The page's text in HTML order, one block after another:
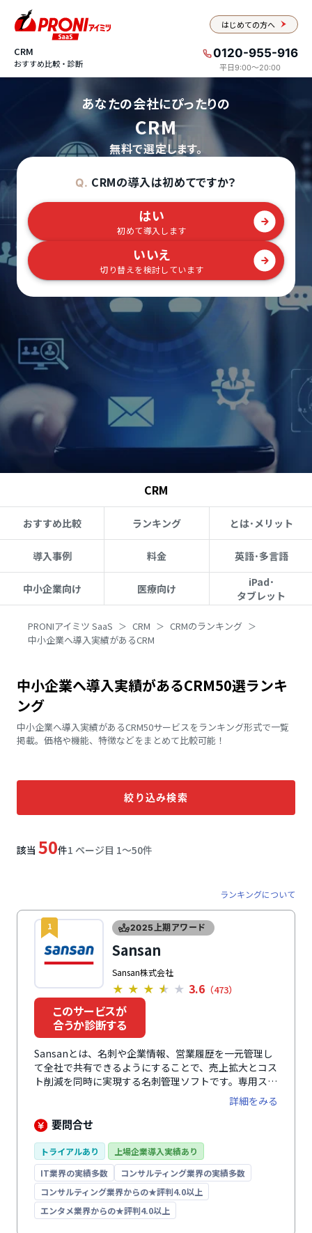
はじめての方へ
CRM
おすすめ比較・診断
0120-955-916
平日9:00〜20:00
あなたの会社にぴったりの
CRM
無料で選定します。
Q. CRMの導入は初めてですか？
はい
初めて導入します
いいえ
切り替えを検討しています
CRM
おすすめ比較 ランキング とは･メリット
導入事例 料金 英語･多言語
中小企業向け 医療向け
iPad･
タブレット
PRONIアイミツ SaaS CRM
CRMのランキング
中小企業へ導入実績があるCRM
中小企業へ導入実績があるCRM50選ランキ
ング
中小企業へ導入実績があるCRM50サービスをランキング形式で一覧
掲載。価格や機能、特徴などをまとめて比較可能！
絞り込み検索
該当 50件1 ページ目 1〜50件
ランキングについて
1 2025上期アワード
Sansan
Sansan株式会社
★ ★ ★ ★ ★ 3.6 （473）
このサービスが
合うか診断する
Sansanとは、名刺や企業情報、営業履歴を一元管理し
て全社で共有できるようにすることで、売上拡大とコス
ト削減を同時に実現する名刺管理ソフトです。専用スキ
ャナーまたはスマートフォンで名刺をスキャンして
Sansanに登録すると、高度なAI技術とオペレーターの
手入力により99.9%の精度でデータ化されます。これに
め搭載している100万件以上の企業情報や商談をはじめ
とする営業活動の情報も一元管理できるようにすること
で、これまで気付けなかったビジネス機会を最大化し、
売上の拡大を後押しします。名刺関連の業務や商談準備
を効率化することで、社員一人ひとりの生産性を高め、
コストの削減にも貢献します。
詳細をみる
要問合せ
トライアルあり
上場企業導入実績あり
IT業界の実績多数
コンサルティング業界の実績多数
コンサルティング業界からの★評判4.0以上
エンタメ業界からの★評判4.0以上